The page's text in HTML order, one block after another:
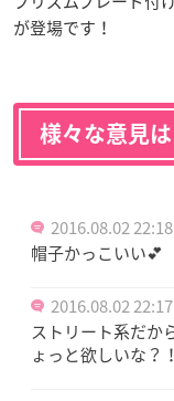
が登場です！
様々な意見
2016.08.02 22:18
帽子かっこいい💕
2016.08.02 22:17
ストリート系だか
ょっと欲しいな？